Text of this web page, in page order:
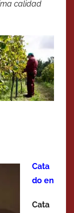
calidad
Cata
do en
Cata